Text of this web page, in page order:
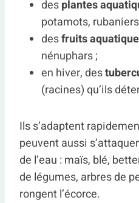
desplantes
potamots,
desfruits
nénuphars ;
en hiver, des
(racines) qu’ils
Ils s’adaptent
peuvent aussi
de l’eau : maïs, blé,
de légumes, arbres de
rongent l’écorce.